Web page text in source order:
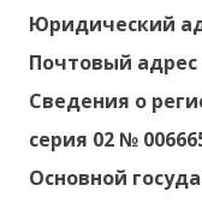
Юридический
Почтовый адрес
Сведения о
серия 02 №
Основной